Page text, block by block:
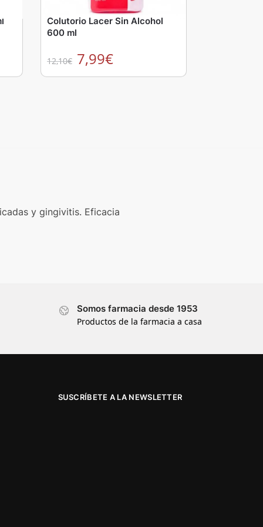
Colutorio Lacer Sin Alcohol
600 ml
12,10€ 7,99€
y gingivitis. Eficacia
Somos farmacia desde 1953
Productos de la farmacia a casa
SUSCRÍBETE A LA NEWSLETTER